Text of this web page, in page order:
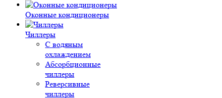
Оконные кондиционеры
Чиллеры
С водяным
охлаждением
Абсорбционные
чиллеры
Реверсивные
чиллеры